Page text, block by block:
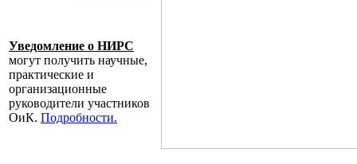
Уведомление о НИРС
могут получить научные,
практические и
организационные
руководители участников
ОиК. Подробности.